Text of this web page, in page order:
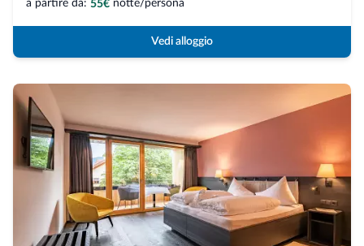
a partire da: 55€ notte/persona
Vedi alloggio